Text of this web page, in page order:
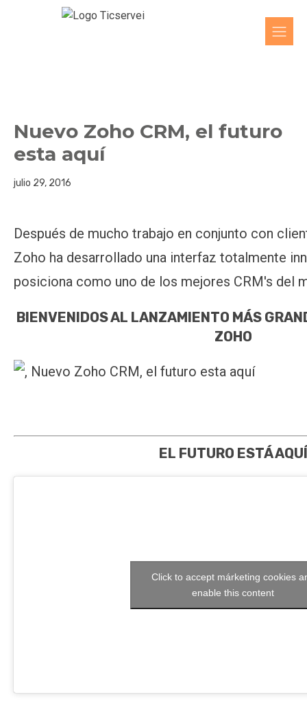
Nuevo Zoho CRM, el futuro
esta aquí
julio 29, 2016
Después de mucho trabajo en conjunto con
Zoho ha desarrollado una interfaz totalmente
posiciona como uno de los mejores CRM's del
BIENVENIDOS AL LANZAMIENTO MÁS
ZOHO
EL FUTURO ESTÁ AQUÍ
Click to accept márketing cookies
enable this content